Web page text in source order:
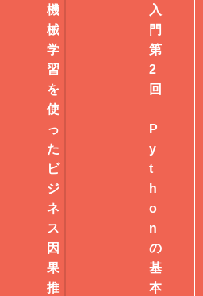
機
械
学
習
を
使
っ
た
ビ
ジ
ネ
ス
因
果
推
入
門
第
2
回
P
y
t
h
o
n
の
基
本